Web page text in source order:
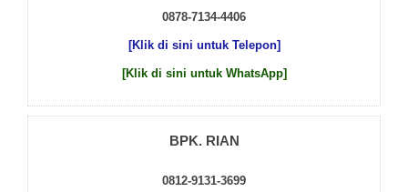
0878-7134-4406
[Klik di sini untuk Telepon]
[Klik di sini untuk WhatsApp]
BPK. RIAN
0812-9131-3699